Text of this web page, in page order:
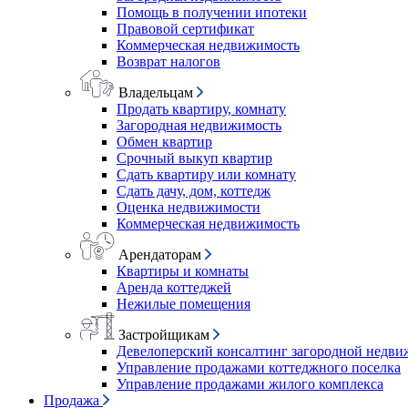
Помощь в получении ипотеки
Правовой сертификат
Коммерческая недвижимость
Возврат налогов
Владельцам
Продать квартиру, комнату
Загородная недвижимость
Обмен квартир
Срочный выкуп квартир
Сдать квартиру или комнату
Сдать дачу, дом, коттедж
Оценка недвижимости
Коммерческая недвижимость
Арендаторам
Квартиры и комнаты
Аренда коттеджей
Нежилые помещения
Застройщикам
Девелоперский консалтинг загородной
Управление продажами коттеджного поселка
Управление продажами жилого комплекса
Продажа